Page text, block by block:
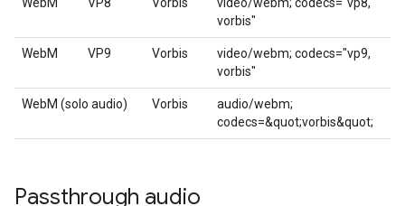
vorbis"
WebM VP9 Vorbis
video/webm; codecs="vp9,
vorbis"
WebM (solo audio) Vorbis
audio/webm;
codecs=&quot;vorbis&quot;
Passthrough audio